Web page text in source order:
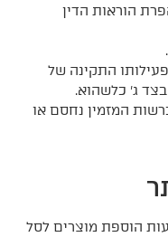
הוראות הדין
התקינה של
ג' כלשהוא.
המזמין נחסם או
הוספת מוצרים לסל